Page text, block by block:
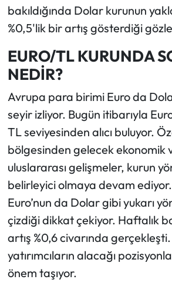
bakıldığında Dolar kurunun
%0,5'lik bir artış gösterdiği
EURO/TL KURUNDA
NEDİR?
Avrupa para birimi Euro da
seyir izliyor. Bugün itibarıyla
TL seviyesinden alıcı buluyor.
bölgesinden gelecek ekonomik
uluslararası gelişmeler, kurun
belirleyici olmaya devam
Euro’nun da Dolar gibi yukarı
çizdiği dikkat çekiyor. Haftalık
artış %0,6 civarında
yatırımcıların alacağı
önem taşıyor.